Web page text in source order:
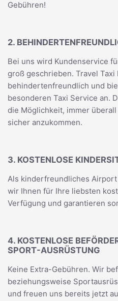
Gebühren!
2.
Bei uns wird Kundenservice
groß geschrieben. Travel
behindertenfreundlich und
besonderen Taxi Service an.
die Möglichkeit, immer
sicher anzukommen.
3. KOSTENLOSE
Als kinderfreundliches
wir Ihnen für Ihre liebsten
Verfügung und garantieren
4. KOSTENLOSE
SPORT-AUSRÜSTUNG
Keine Extra-Gebühren. Wir
beziehungsweise
und freuen uns bereits jetzt